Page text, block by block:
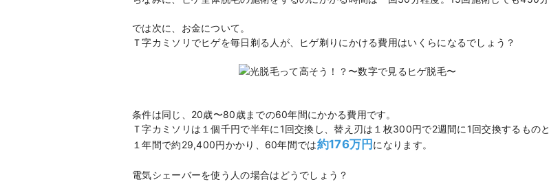
では次に、お金について。
Ｔ字カミソリでヒゲを毎日剃る人が、ヒゲ剃りにかける費用はいくらになるでしょう？
条件は同じ、20歳〜80歳までの60年間にかかる費用です。
Ｔ字カミソリは１個千円で半年に1回交換し、替え刃は１枚300円で2週間に1回交換するものと
１年間で約29,400円かかり、60年間では約176万円 になります。
電気シェーバーを使う人の場合はどうでしょう？